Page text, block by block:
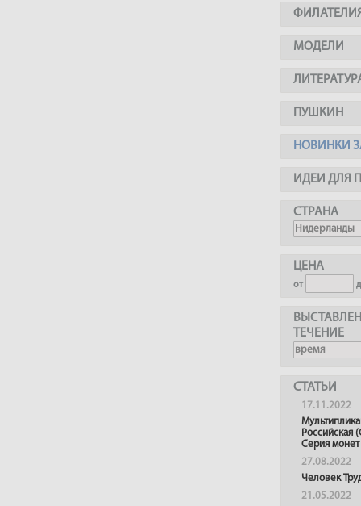
МОДЕЛИ
ПУШКИН
НОВИНКИ
ИДЕИ ДЛЯ
СТРАНА
ЦЕНА
от
ТЕЧЕНИЕ
СТАТЬИ
17.11.2022
Российская
Серия монет
27.08.2022
Человек
21.05.2022